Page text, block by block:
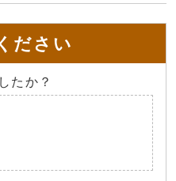
ださい
たか？